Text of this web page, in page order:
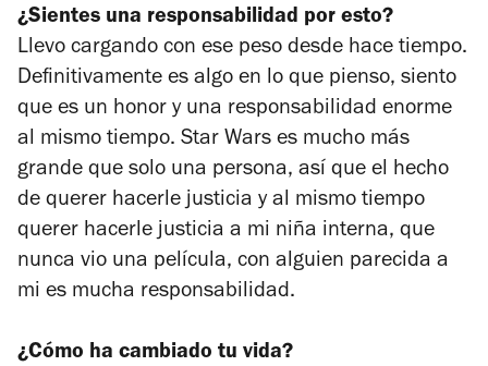
¿Sientes una responsabilidad por esto?
Llevo cargando con ese peso desde hace tiempo.
Definitivamente es algo en lo que pienso, siento
que es un honor y una responsabilidad enorme
al mismo tiempo. Star Wars es mucho más
grande que solo una persona, así que el hecho
de querer hacerle justicia y al mismo tiempo
querer hacerle justicia a mi niña interna, que
nunca vio una película, con alguien parecida a
mi es mucha responsabilidad.
¿Cómo ha cambiado tu vida?